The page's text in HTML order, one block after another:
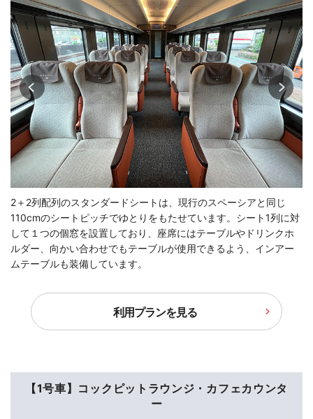
2＋2列配列のスタンダードシートは、現行のスペーシアと同じ
110cmのシートピッチでゆとりをもたせています。シート1列に対
して１つの個窓を設置しており、座席にはテーブルやドリンクホ
ルダー、向かい合わせでもテーブルが使用できるよう、インアー
ムテーブルも装備しています。
利用プランを見る
【1号車】コックピットラウンジ・カフェカウンタ
ー